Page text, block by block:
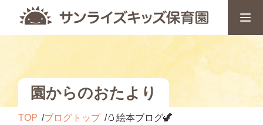
園からのおたより
TOP ブログトップ 🥚絵本ブログ🦖